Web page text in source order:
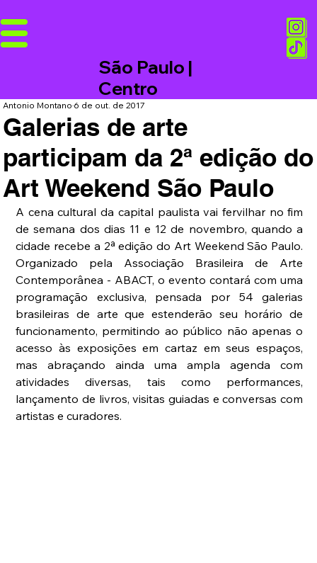
São Paulo |
Centro
Galerias de arte
participam da 2ª edição do
Art Weekend São Paulo
Antonio Montano6 de out. de 2017
A cena cultural da capital paulista vai fervilhar no fim
de semana dos dias 11 e 12 de novembro, quando a
cidade recebe a 2ª edição do Art Weekend São Paulo.
Organizado pela Associação Brasileira de Arte
Contemporânea - ABACT, o evento contará com uma
programação exclusiva, pensada por 54 galerias
brasileiras de arte que estenderão seu horário de
funcionamento, permitindo ao público não apenas o
acesso às exposições em cartaz em seus espaços,
mas abraçando ainda uma ampla agenda com
atividades diversas, tais como performances,
lançamento de livros, visitas guiadas e conversas com
artistas e curadores.